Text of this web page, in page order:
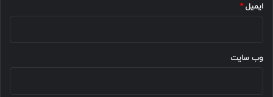
ایمیل*
وب‌ سایت